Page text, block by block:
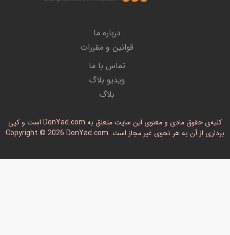
درباره ما
قوانین و مقررات
تماس با ما
ویدیو بلاگ
بلاگ
کلیه‌ی حقوق مادی و معنوی این سایت متعلق به DonYad.com است و کپی
برداری از آن به هر نحوی غیر مجاز است. Copyright © 2026 DonYad.com